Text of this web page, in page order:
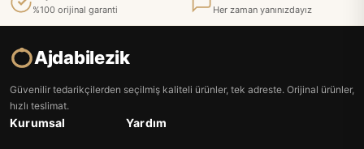
%100 orijinal garanti Her zaman yanınızdayız
Ajdabilezik
Güvenilir tedarikçilerden seçilmiş kaliteli ürünler, tek adreste. Orijinal ürünler,
hızlı teslimat.
Kurumsal Yardım